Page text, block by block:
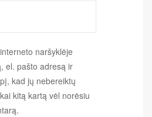
naršyklėje
el. pašto adresą ir
kad jų nebereiktų
kitą kartą vėl norėsiu